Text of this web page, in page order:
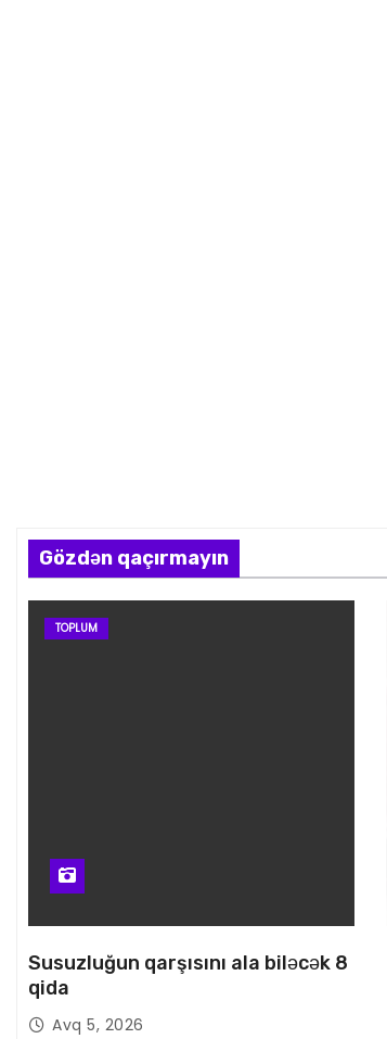
Gözdən qaçırmayın
TOPLUM
Susuzluğun qarşısını ala biləcək 8
qida
Avq 5, 2026